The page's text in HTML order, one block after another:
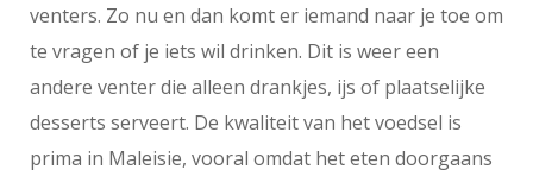
venters. Zo nu en dan komt er iemand naar je toe om
te vragen of je iets wil drinken. Dit is weer een
andere venter die alleen drankjes, ijs of plaatselijke
desserts serveert. De kwaliteit van het voedsel is
prima in Maleisie, vooral omdat het eten doorgaans